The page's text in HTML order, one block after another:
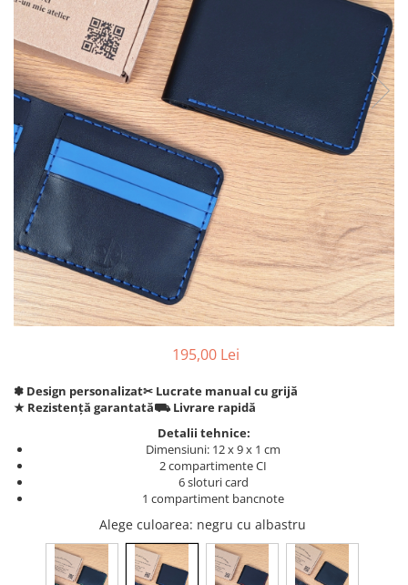
195,00 Lei
✽ Design personalizat✂︎ Lucrate manual cu grijă
★ Rezistență garantată⛟ Livrare rapidă
Detalii tehnice:
Dimensiuni: 12 x 9 x 1 cm
2 compartimente CI
6 sloturi card
1 compartiment bancnote
Alege culoarea: negru cu albastru